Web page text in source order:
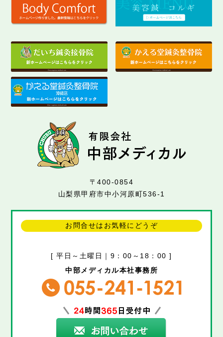
〒400-0854
山梨県甲府市中小河原町536-1
お問合せはお気軽にどうぞ
[ 平日～土曜日｜9：00～18：00 ]
中部メディカル本社事務所